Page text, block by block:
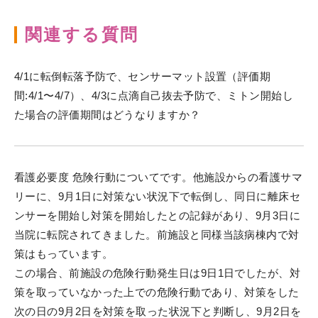
関連する質問
4/1に転倒転落予防で、センサーマット設置（評価期
間:4/1〜4/7）、4/3に点滴自己抜去予防で、ミトン開始し
た場合の評価期間はどうなりますか？
看護必要度 危険行動についてです。他施設からの看護サマ
リーに、9月1日に対策ない状況下で転倒し、同日に離床セ
ンサーを開始し対策を開始したとの記録があり、9月3日に
当院に転院されてきました。前施設と同様当該病棟内で対
策はもっています。
この場合、前施設の危険行動発生日は9日1日でしたが、対
策を取っていなかった上での危険行動であり、対策をした
次の日の9月2日を対策を取った状況下と判断し、9月2日を